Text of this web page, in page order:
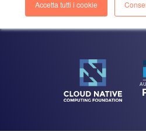
Accetta tutti i cookie
Security per affinare le tue